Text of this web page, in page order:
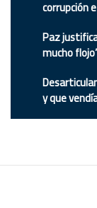
corrupción
Paz
mucho
y que